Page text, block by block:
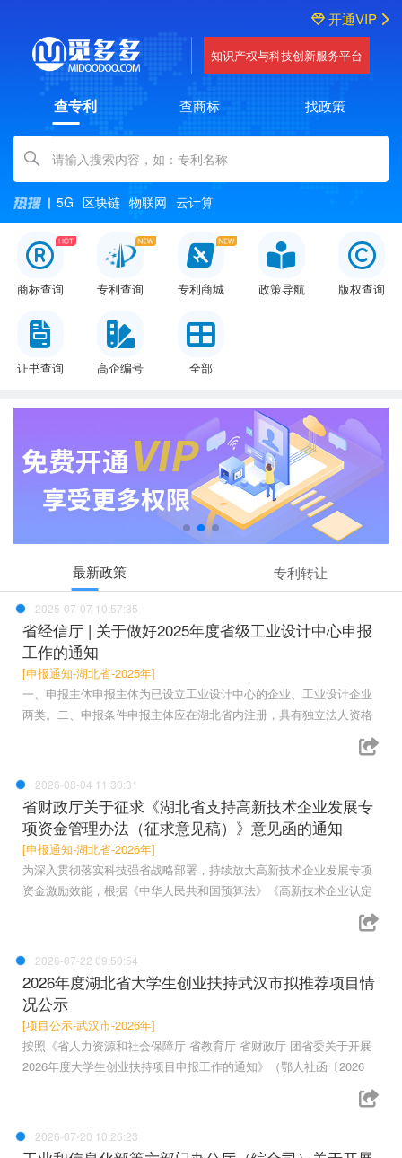
开通VIP
知识产权与科技创新服务平台
查专利 查商标 找政策
Amount (in dollars)
5G 区块链 物联网 云计算
商标查询 专利查询 专利商城 政策导航 版权查询
证书查询 高企编号 全部
最新政策 专利转让
2025-07-07 10:57:35
省经信厅 | 关于做好2025年度省级工业设计中心申报
工作的通知
[申报通知-湖北省-2025年]
一、申报主体申报主体为已设立工业设计中心的企业、工业设计企业
两类。二、申报条件申报主体应在湖北省内注册，具有独立法人资格
2026-08-04 11:30:31
省财政厅关于征求《湖北省支持高新技术企业发展专
项资金管理办法（征求意见稿）》意见函的通知
[申报通知-湖北省-2026年]
为深入贯彻落实科技强省战略部署，持续放大高新技术企业发展专项
资金激励效能，根据《中华人民共和国预算法》《高新技术企业认定
2026-07-22 09:50:54
2026年度湖北省大学生创业扶持武汉市拟推荐项目情
况公示
[项目公示-武汉市-2026年]
按照《省人力资源和社会保障厅 省教育厅 省财政厅 团省委关于开展
2026年度大学生创业扶持项目申报工作的通知》（鄂人社函〔2026
2026-07-20 10:26:23